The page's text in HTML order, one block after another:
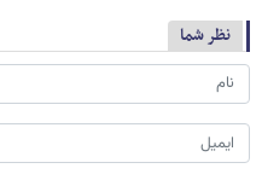
نظر شما